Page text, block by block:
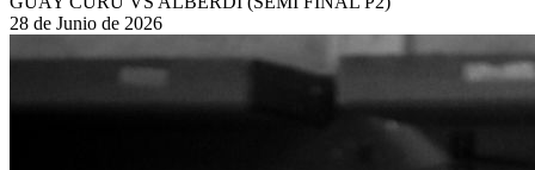
28 de Junio de 2026